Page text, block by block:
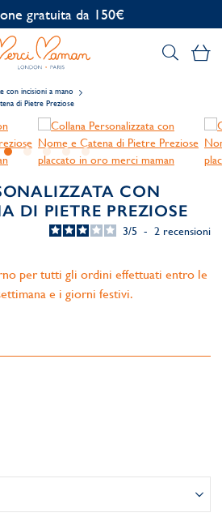
gratuita
Il
con incisioni a mano
di Pietre Preziose
CON
DI PIETRE PREZIOSE
3/5 - 2 recensioni
per tutti gli ordini effettuati entro le
e i giorni festivi.